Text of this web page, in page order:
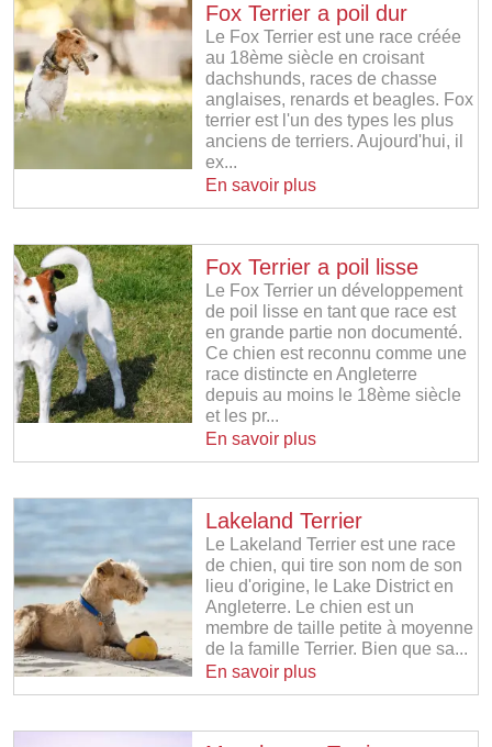
Fox Terrier a poil dur
Le Fox Terrier est une race créée
au 18ème siècle en croisant
dachshunds, races de chasse
anglaises, renards et beagles. Fox
terrier est l'un des types les plus
anciens de terriers. Aujourd'hui, il
ex...
En savoir plus
Fox Terrier a poil lisse
Le Fox Terrier un développement
de poil lisse en tant que race est
en grande partie non documenté.
Ce chien est reconnu comme une
race distincte en Angleterre
depuis au moins le 18ème siècle
et les pr...
En savoir plus
Lakeland Terrier
Le Lakeland Terrier est une race
de chien, qui tire son nom de son
lieu d'origine, le Lake District en
Angleterre. Le chien est un
membre de taille petite à moyenne
de la famille Terrier. Bien que sa...
En savoir plus